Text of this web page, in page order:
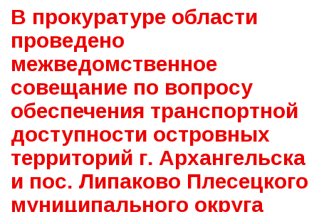
В прокуратуре области
проведено
межведомственное
совещание по вопросу
обеспечения транспортной
доступности островных
территорий г. Архангельска
и пос. Липаково Плесецкого
муниципального округа